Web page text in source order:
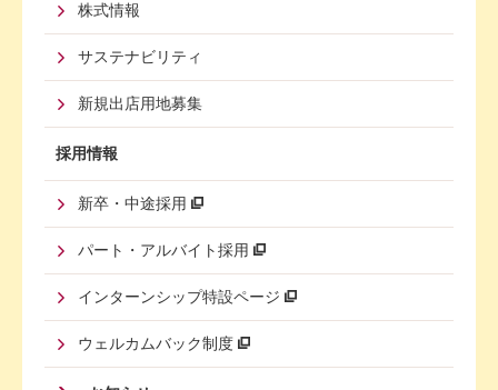
株式情報
サステナビリティ
新規出店用地募集
採用情報
新卒・中途採用
パート・アルバイト採用
インターンシップ特設ページ
ウェルカムバック制度